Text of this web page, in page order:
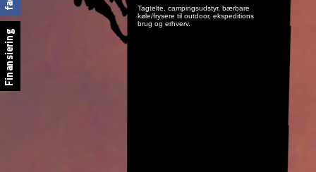
Tagtelte, campingsudstyr, bærbare
køle/frysere til outdoor, ekspeditions
brug og erhverv.